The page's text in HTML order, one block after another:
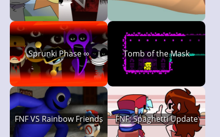
Sprunki Phase ∞ Tomb of the Mask
FNF VS Rainbow Friends FNF: Spaghetti Update